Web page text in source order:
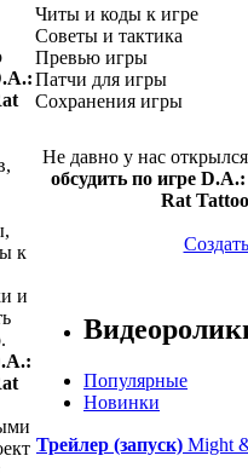
к
и
Читы и коды к игре
Советы и тактика
Превью игры
Патчи для игры
Сохранения игры
Не давно у нас
обсудить по игре
Rat
Популярные
Новинки
Трейлер (запуск) Might